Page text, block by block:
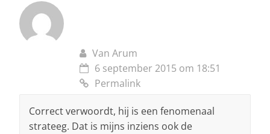
Van Arum
6 september 2015 om 18:51
Permalink
Correct verwoordt, hij is een fenomenaal
strateeg. Dat is mijns inziens ook de